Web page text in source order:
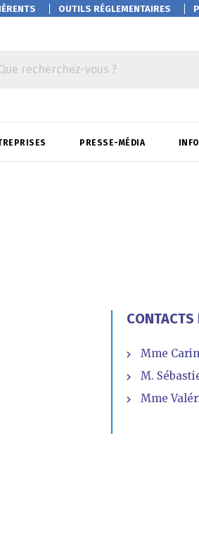
OUTILS RÉGLEMENTAIRES
recherchez-vous ?
PRESSE-MÉDIA
CONTACTS
Mme
M.
Mme